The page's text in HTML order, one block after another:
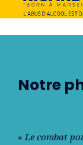
Notre
« Le combat